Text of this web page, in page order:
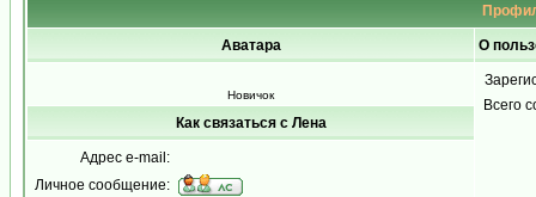
Аватара О
Новичок
Всего
Как связаться с Лена
Адрес e-mail:
Личное сообщение: